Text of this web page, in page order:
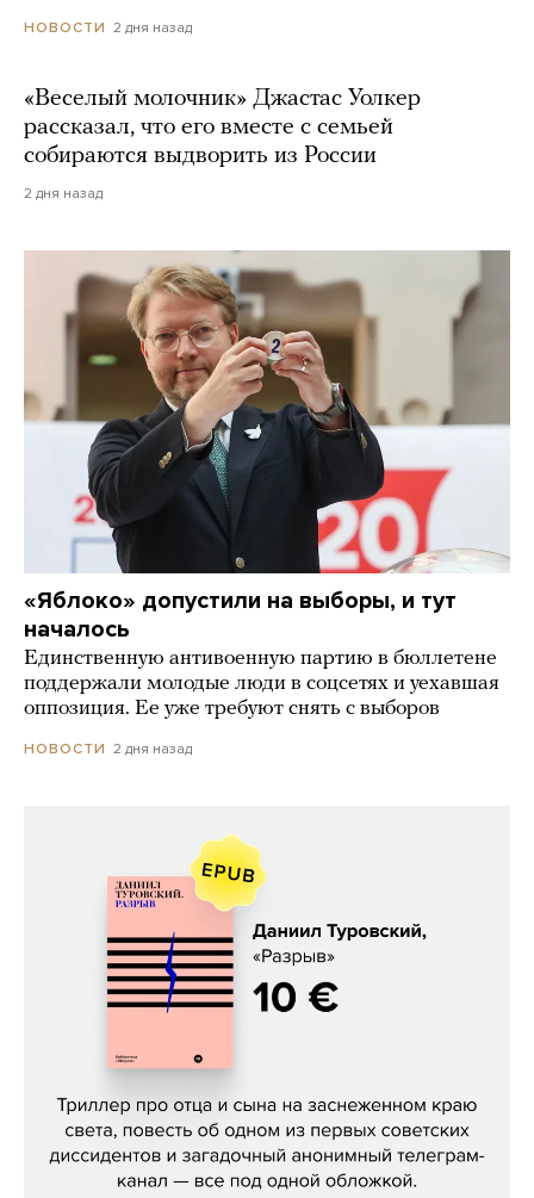
НОВОСТИ 2 дня назад
«Веселый молочник» Джастас Уолкер
рассказал, что его вместе с семьей
собираются выдворить из России
2 дня назад
«Яблоко» допустили на выборы, и тут
началось
Единственную антивоенную партию в бюллетене
поддержали молодые люди в соцсетях и уехавшая
оппозиция. Ее уже требуют снять с выборов
НОВОСТИ 2 дня назад
Даниил Туровский, «Разрыв»